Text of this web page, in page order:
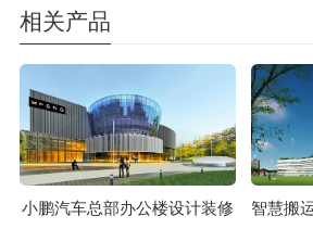
相关产品
小鹏汽车总部办公楼设计装修